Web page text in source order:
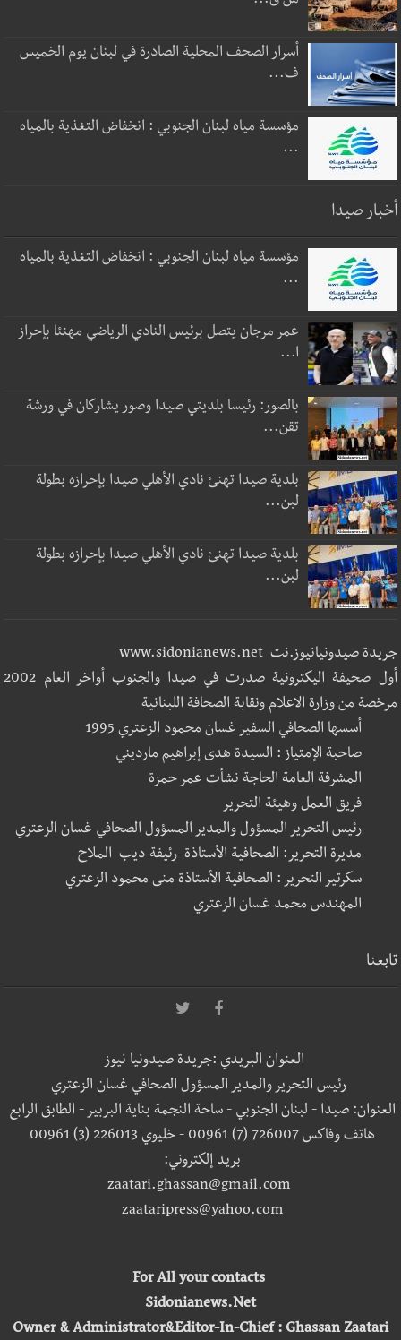
أسرار الصحف المحلية الصادرة في لبنان يوم الخميس
ف...
مؤسسة مياه لبنان الجنوبي : انخفاض التغذية بالمياه
...
أخبار صيدا
مؤسسة مياه لبنان الجنوبي : انخفاض التغذية بالمياه
...
عمر مرجان يتصل برئيس النادي الرياضي مهنئا بإحراز
ا...
بالصور: رئيسا بلديتي صيدا وصور يشاركان في ورشة
تقن...
بلدية صيدا تهنئ نادي الأهلي صيدا بإحرازه بطولة
لبن...
بلدية صيدا تهنئ نادي الأهلي صيدا بإحرازه بطولة
لبن...
جريدة صيدونيانيوز.نت www.sidonianews.net
أول صحيفة اليكترونية صدرت في صيدا والجنوب أواخر العام 2002
مرخصة من وزارة الاعلام ونقابة الصحافة اللبنانية
أسسها الصحافي السفير غسان محمود الزعتري 1995
صاحبة الإمتياز : السيدة هدى إبراهيم مارديني
المشرفة العامة الحاجة نشأت عمر حمزة
فريق العمل وهيئة التحرير
رئيس التحرير المسؤول والمدير المسؤول الصحافي غسان الزعتري
مديرة التحرير: الصحافية الأستاذة رئيفة ديب الملاح
سكرتير التحرير : الصحافية الأستاذة منى محمود الزعتري
المهندس محمد غسان الزعتري
تابعنا
العنوان البريدي :جريدة صيدونيا نيوز
رئيس التحرير والمدير المسؤول الصحافي غسان الزعتري
العنوان: صيدا - لبنان الجنوبي - ساحة النجمة بناية البربير - الطابق الرابع
هاتف وفاكس 726007 (7) 00961 - خليوي 226013 (3) 00961
بريد إلكتروني:
zaatari.ghassan@gmail.com
zaataripress@yahoo.com
For All your contacts
Sidonianews.Net
Owner & Administrator&Editor-In-Chief : Ghassan Zaatari